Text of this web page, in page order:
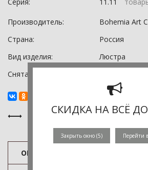
Производитель:
Bohemia Art
Страна:
Россия
Вид изделия:
Люстра
Снята с производства:
ОПИСАНИЕ
СКИДКА НА ВСЁ ДО
Закрыть окно (4) Перейти